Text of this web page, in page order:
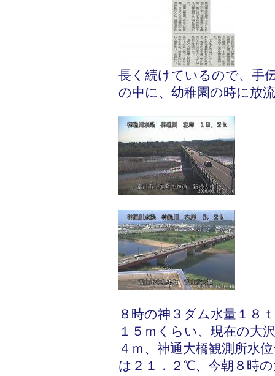
長く続けているので、手
の中に、幼稚園の時に放
８時の神３ダム水量１８
１５ｍくらい、現在の大
４ｍ、神通大橋観測所水
は２１．２℃、今朝８時